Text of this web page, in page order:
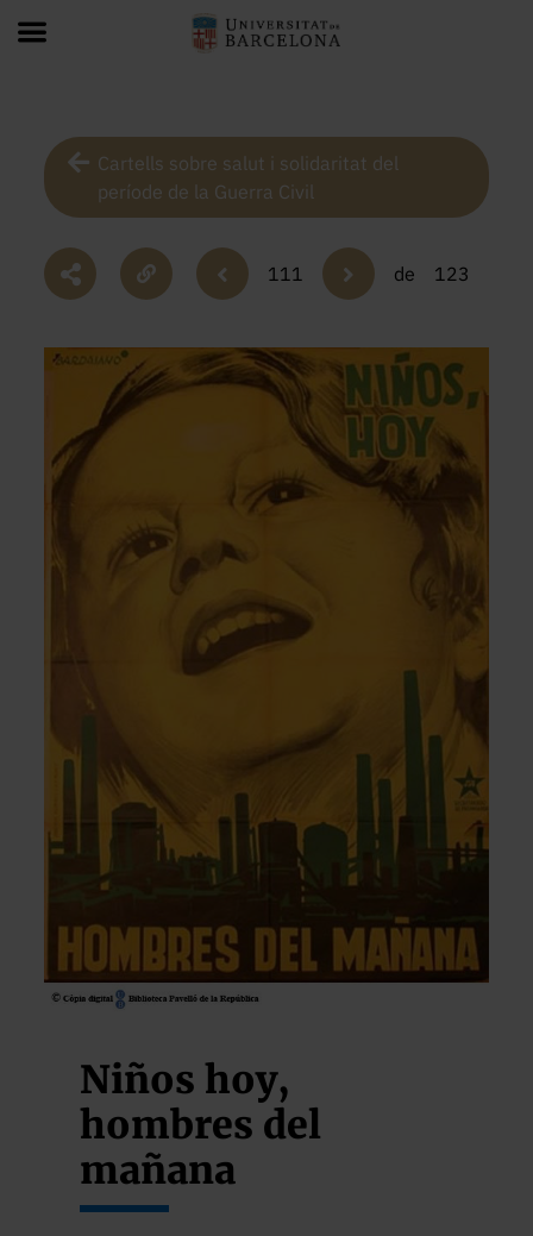
Cartells sobre salut i solidaritat del
període de la Guerra Civil
111 de 123
Niños hoy,
hombres del
mañana